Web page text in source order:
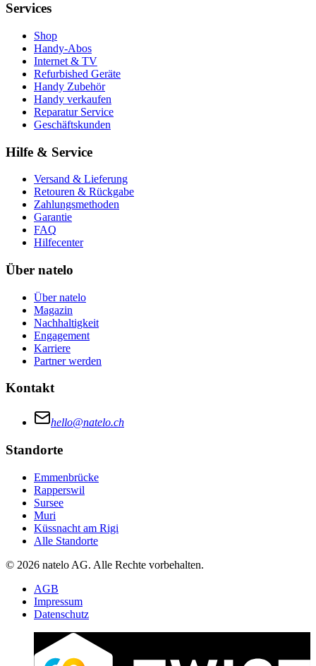
Services
Shop
Handy-Abos
Internet & TV
Refurbished Geräte
Handy Zubehör
Handy verkaufen
Reparatur Service
Geschäftskunden
Hilfe & Service
Versand & Lieferung
Retouren & Rückgabe
Zahlungsmethoden
Garantie
FAQ
Hilfecenter
Über natelo
Über natelo
Magazin
Nachhaltigkeit
Engagement
Karriere
Partner werden
Kontakt
hello@natelo.ch
Standorte
Emmenbrücke
Rapperswil
Sursee
Muri
Küssnacht am Rigi
Alle Standorte
© 2026 natelo AG. Alle Rechte vorbehalten.
AGB
Impressum
Datenschutz